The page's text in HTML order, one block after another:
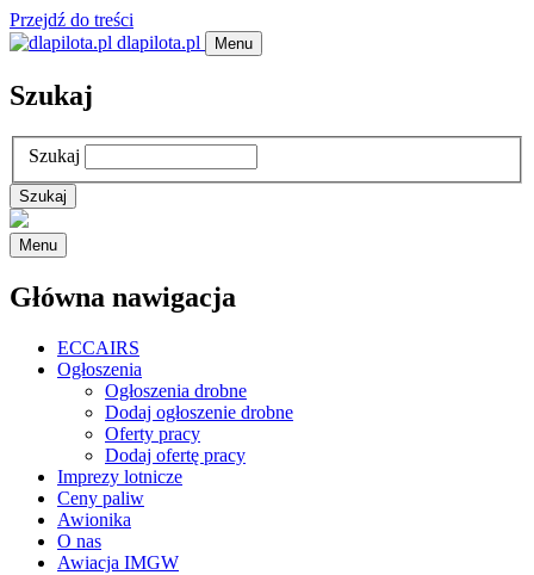
Przejdź do treści
dlapilota.pl
Menu
Szukaj
Szukaj
Menu
Główna nawigacja
ECCAIRS
Ogłoszenia
Ogłoszenia drobne
Dodaj ogłoszenie drobne
Oferty pracy
Dodaj ofertę pracy
Imprezy lotnicze
Ceny paliw
Awionika
O nas
Awiacja IMGW